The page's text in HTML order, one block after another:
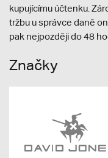
kupujícímu účtenku.
tržbu u správce daně
pak nejpozději do 48
Značky